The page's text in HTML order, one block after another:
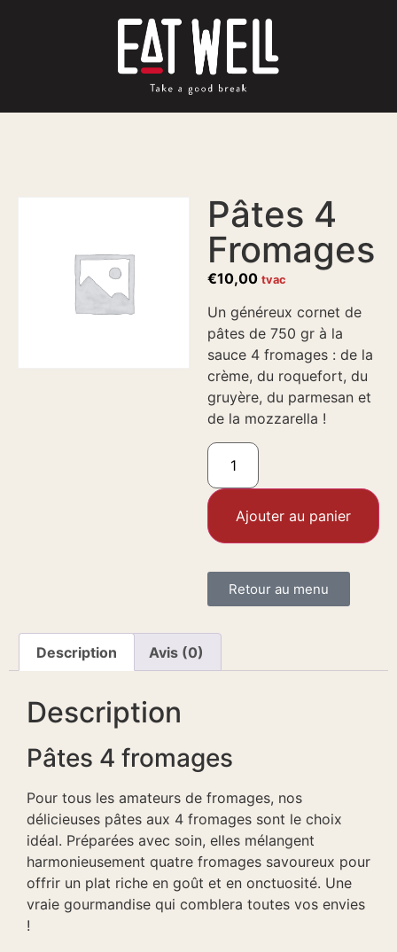
Pâtes 4
Fromages
€10,00 tvac
Un généreux cornet de
pâtes de 750 gr à la
sauce 4 fromages : de la
crème, du roquefort, du
gruyère, du parmesan et
de la mozzarella !
Ajouter au panier
Retour au menu
Description Avis (0)
Description
Pâtes 4 fromages
Pour tous les amateurs de fromages, nos
délicieuses pâtes aux 4 fromages sont le choix
idéal. Préparées avec soin, elles mélangent
harmonieusement quatre fromages savoureux pour
offrir un plat riche en goût et en onctuosité. Une
vraie gourmandise qui comblera toutes vos envies
!